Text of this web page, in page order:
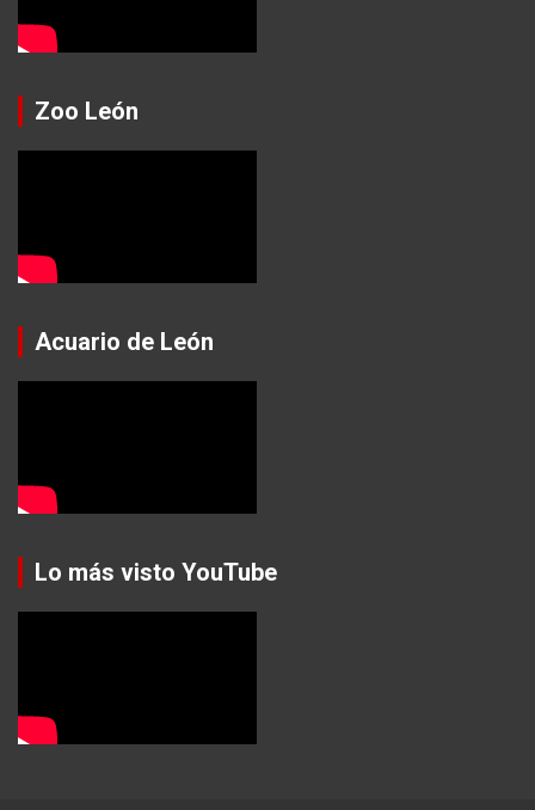
Zoo León
Acuario de León
Lo más visto YouTube